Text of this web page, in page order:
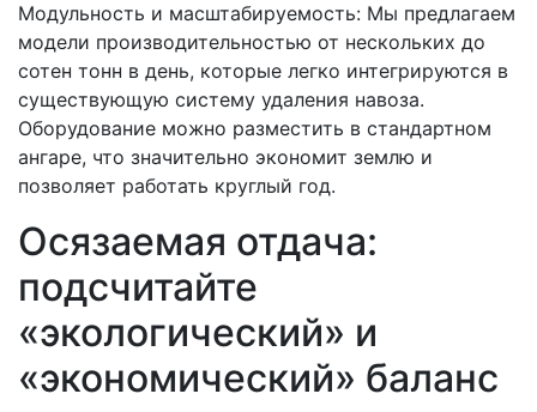
Модульность и масштабируемость: Мы предлагаем
модели производительностью от нескольких до
сотен тонн в день, которые легко интегрируются в
существующую систему удаления навоза.
Оборудование можно разместить в стандартном
ангаре, что значительно экономит землю и
позволяет работать круглый год.
Осязаемая отдача:
подсчитайте
«экологический» и
«экономический» баланс